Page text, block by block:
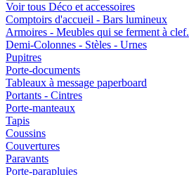
Voir tous Déco et accessoires
Comptoirs d'accueil - Bars lumineux
Armoires - Meubles qui se ferment à clef.
Demi-Colonnes - Stèles - Urnes
Pupitres
Porte-documents
Tableaux à message paperboard
Portants - Cintres
Porte-manteaux
Tapis
Coussins
Couvertures
Paravants
Porte-parapluies